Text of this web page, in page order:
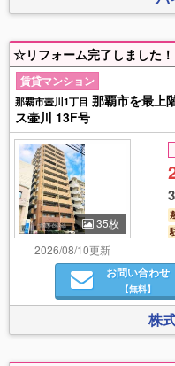
賃貸マンション
那覇市壺川1丁目 那覇市を最上
ス壷川 13F号
35枚
2026/08/10更新
お問い合わせ
【無料】
株